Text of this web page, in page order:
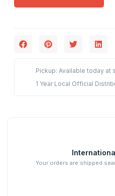
Pickup: Available today at
1 Year Local Official
Your orders are shipped